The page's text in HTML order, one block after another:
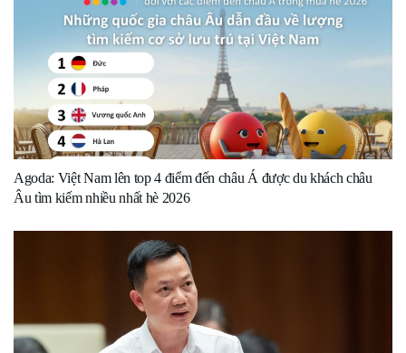
Agoda: Việt Nam lên top 4 điểm đến châu Á được du khách châu
Âu tìm kiếm nhiều nhất hè 2026